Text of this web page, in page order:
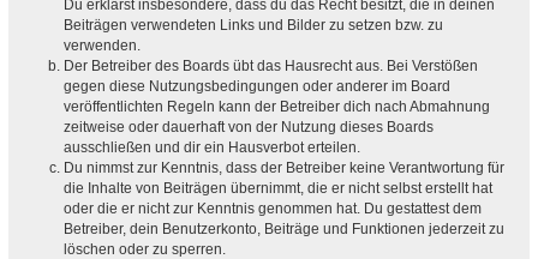
Du erklärst insbesondere, dass du das Recht besitzt, die in deinen
Beiträgen verwendeten Links und Bilder zu setzen bzw. zu
verwenden.
Der Betreiber des Boards übt das Hausrecht aus. Bei Verstößen
gegen diese Nutzungsbedingungen oder anderer im Board
veröffentlichten Regeln kann der Betreiber dich nach Abmahnung
zeitweise oder dauerhaft von der Nutzung dieses Boards
ausschließen und dir ein Hausverbot erteilen.
Du nimmst zur Kenntnis, dass der Betreiber keine Verantwortung für
die Inhalte von Beiträgen übernimmt, die er nicht selbst erstellt hat
oder die er nicht zur Kenntnis genommen hat. Du gestattest dem
Betreiber, dein Benutzerkonto, Beiträge und Funktionen jederzeit zu
löschen oder zu sperren.